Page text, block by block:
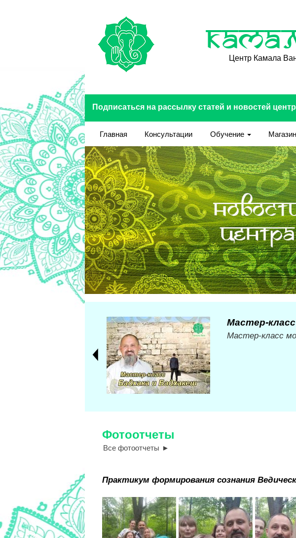
Центр Камала
Подписаться на рассылку статей и новостей
Главная Консультации Обучение Магазин
Мастер-
Мастер-класс
Фотоотчеты
Все фотоотчеты
Практикум формирования сознания